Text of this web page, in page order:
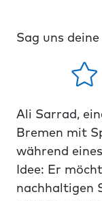
Sag uns
Ali Sarrad,
Bremen mit
während
Idee: Er
nachhaltigen